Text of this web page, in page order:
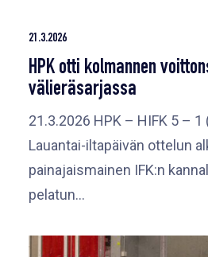
21.3.2026
HPK otti kolmannen
välieräsarjassa
21.3.2026 HPK – HIFK 5 – 1
Lauantai-iltapäivän ottelun
painajaismainen IFK:n
pelatun…